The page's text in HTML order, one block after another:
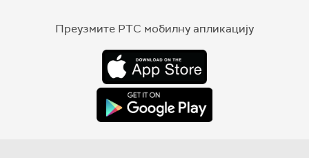
Преузмите РТС мобилну апликацију